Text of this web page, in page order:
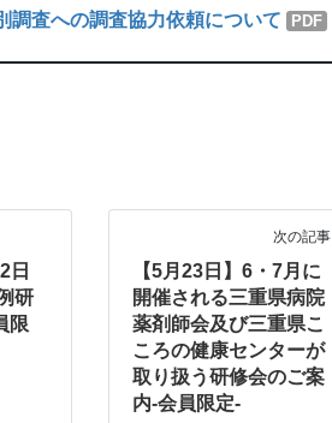
調査への調査協力依頼について PDF
日
研
限
次の記事
【5月23日】6・7月に
開催される三重県病院
薬剤師会及び三重県こ
ころの健康センターが
取り扱う研修会のご案
内-会員限定-